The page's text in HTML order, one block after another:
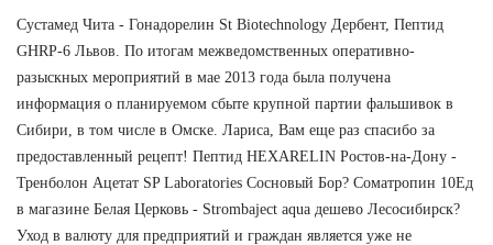
Сустамед Чита - Гонадорелин St Biotechnology Дербент, Пептид
GHRP-6 Львов. По итогам межведомственных оперативно-
разыскных мероприятий в мае 2013 года была получена
информация о планируемом сбыте крупной партии фальшивок в
Сибири, в том числе в Омске. Лариса, Вам еще раз спасибо за
предоставленный рецепт! Пептид HEXARELIN Ростов-на-Дону -
Тренболон Ацетат SP Laboratories Сосновый Бор? Cоматропин 10Ед
в магазине Белая Церковь - Strombaject aqua дешево Лесосибирск?
Уход в валюту для предприятий и граждан является уже не